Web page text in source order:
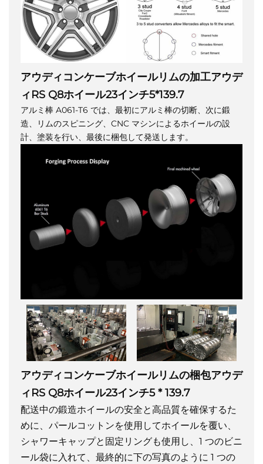
アウディコンケーブホイールリムの加工アウデ
ィRS Q8ホイール23インチ5*139.7
アルミ棒 A061-T6 では、最初にアルミ棒の切断、次に鍛
造、リムのスピニング、CNC マシンによるホイールの設
計、塗装を行い、最後に梱包して発送します。
アウディコンケーブホイールリムの梱包アウデ
ィRS Q8ホイール23インチ5 * 139.7
配送中の鍛造ホイールの安全と高品質を確保するた
めに、パールコットンを使用してホイールを覆い、
シャワーキャップと固定リングも使用し、1 つのビニ
ール袋に入れて、最終的に下の写真のように 1 つの